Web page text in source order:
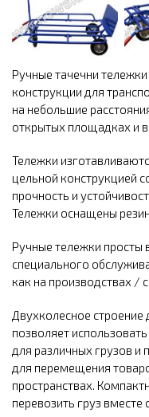
Ручные тачечни
конструкции для
на небольшие
открытых площадках и
Тележки
цельной конструкцией
прочность и
Тележки оснащены
Ручные тележки просты
специального
как на производствах /
Двухколесное
позволяет
для различных грузов и
для перемещения
пространствах.
перевозить груз вместе